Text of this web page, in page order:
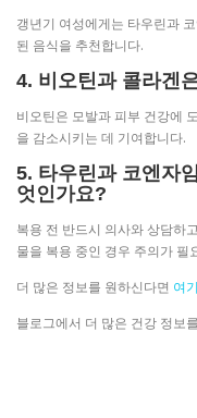
갱년기 여성에게는 타우린과
된 음식을 추천합니다.
4. 비오틴과 콜라겐
비오틴은 모발과 피부 건강에
을 감소시키는 데 기여합니다.
5. 타우린과 코엔자
엇인가요?
복용 전 반드시 의사와 상담하
물을 복용 중인 경우 주의가 필
더 많은 정보를 원하신다면 여기
블로그에서 더 많은 건강 정보